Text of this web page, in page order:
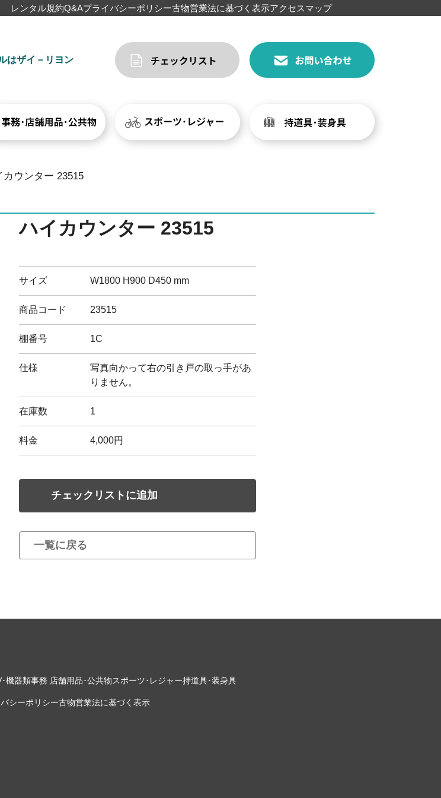
レンタル規約Q&Aプライバシーポリシー古物営業法に基づく表示アクセスマップ
はザイ－リヨン
カウンター 23515
ハイカウンター 23515
サイズ W1800 H900 D450 mm
商品コード 23515
棚番号 1C
仕様
写真向かって右の引き戸の取っ手があ
りません。
在庫数 1
料金 4,000円
チェックリストに追加
一覧に戻る
･機器類事務 店舗用品･公共物スポーツ･レジャー持道具･装身具
シーポリシー古物営業法に基づく表示